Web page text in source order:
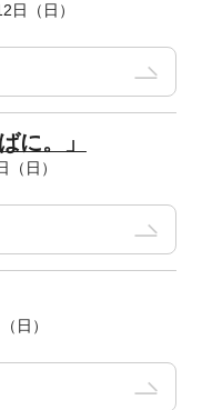
日（日）
に。」
日）
日）